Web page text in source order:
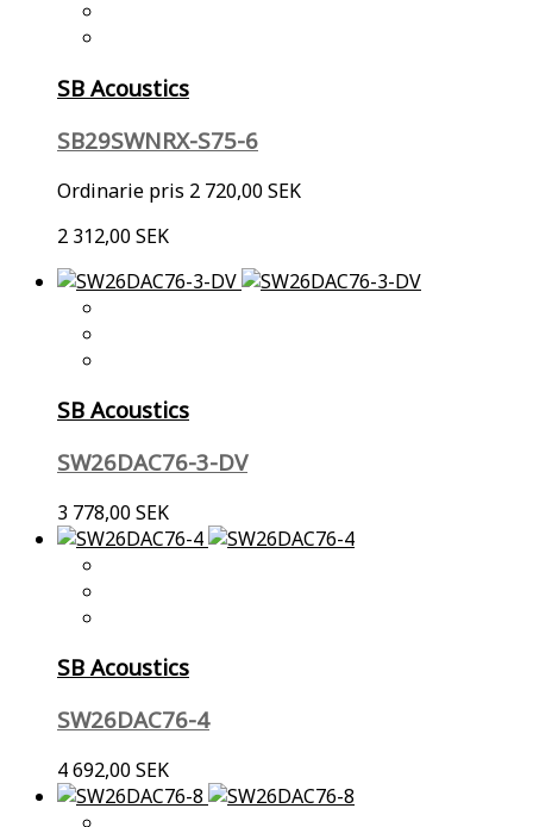
SB Acoustics
SB29SWNRX-S75-6
Ordinarie pris 2 720,00 SEK
2 312,00 SEK
SB Acoustics
SW26DAC76-3-DV
3 778,00 SEK
SB Acoustics
SW26DAC76-4
4 692,00 SEK